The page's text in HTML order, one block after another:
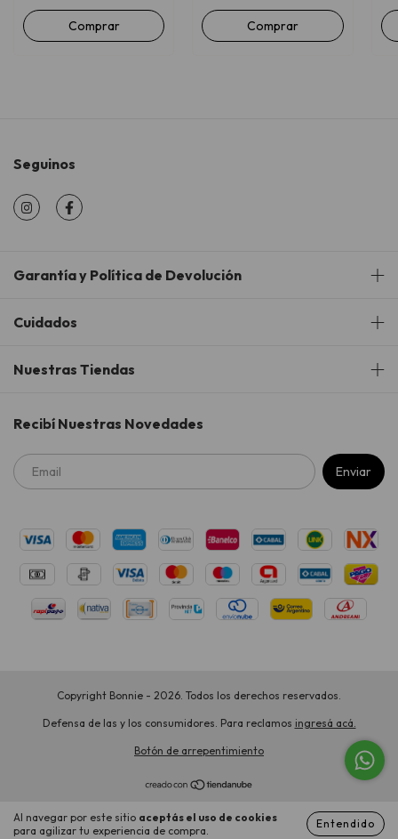
Al navegar por este sitio aceptás el uso de cookies
para agilizar tu experiencia de compra.
Entendido
Seguinos
Garantía y Política de Devolución
Cuidados
Nuestras Tiendas
Recibí Nuestras Novedades
Copyright Bonnie - 2026. Todos los derechos reservados.
Defensa de las y los consumidores. Para reclamos ingresá acá.
Botón de arrepentimiento